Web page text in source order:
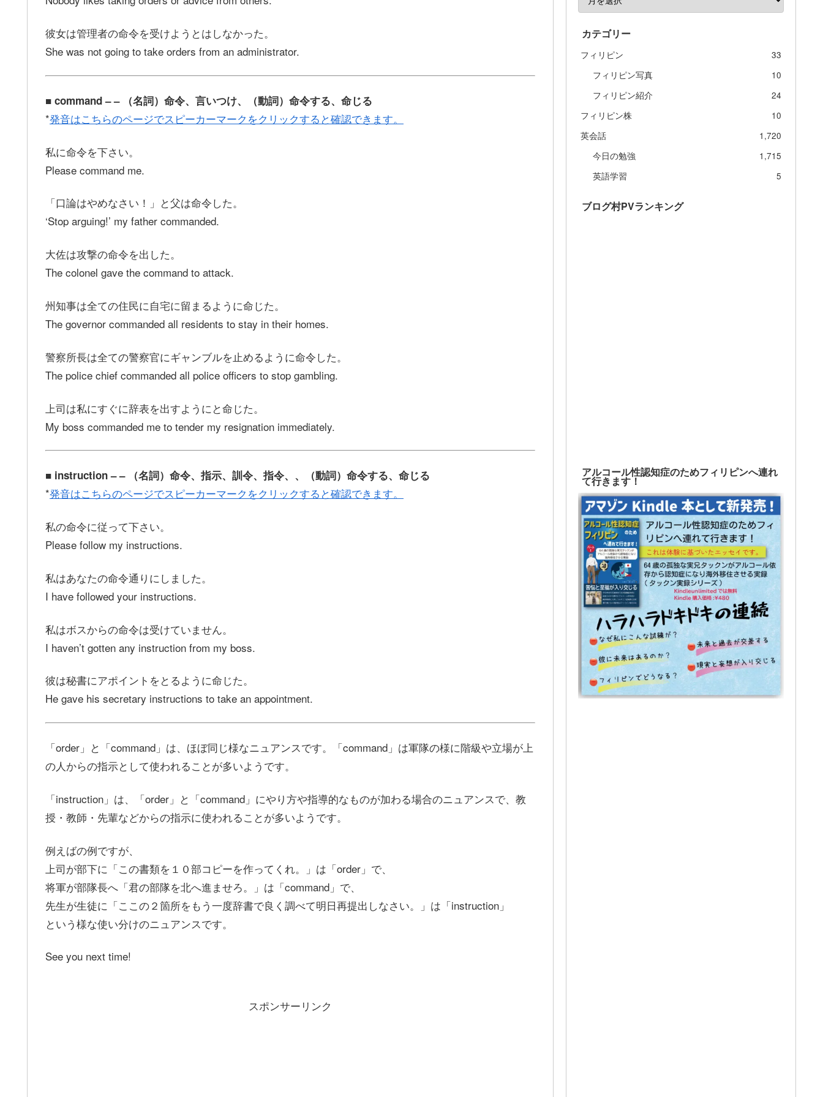
彼女は管理者の命令を受けようとはしなかった。
She was not going to take orders from an administrator.
■ command – – （名詞）命令、言いつけ、（動詞）命令する、命じる
*発音はこちらのページでスピーカーマークをクリックすると確認できます。
私に命令を下さい。
Please command me.
「口論はやめなさい！」と父は命令した。
‘Stop arguing!’ my father commanded.
大佐は攻撃の命令を出した。
The colonel gave the command to attack.
州知事は全ての住民に自宅に留まるように命じた。
The governor commanded all residents to stay in their homes.
警察所長は全ての警察官にギャンブルを止めるように命令した。
The police chief commanded all police officers to stop gambling.
上司は私にすぐに辞表を出すようにと命じた。
My boss commanded me to tender my resignation immediately.
■ instruction – – （名詞）命令、指示、訓令、指令、、（動詞）命令する、命じる
*発音はこちらのページでスピーカーマークをクリックすると確認できます。
私の命令に従って下さい。
Please follow my instructions.
私はあなたの命令通りにしました。
I have followed your instructions.
私はボスからの命令は受けていません。
I haven’t gotten any instruction from my boss.
彼は秘書にアポイントをとるように命じた。
He gave his secretary instructions to take an appointment.
「order」と「command」は、ほぼ同じ様なニュアンスです。「command」は軍隊の様に階級や立場が上
の人からの指示として使われることが多いようです。
「instruction」は、「order」と「command」にやり方や指導的なものが加わる場合のニュアンスで、教
授・教師・先輩などからの指示に使われることが多いようです。
例えばの例ですが、
上司が部下に「この書類を１０部コピーを作ってくれ。」は「order」で、
将軍が部隊長へ「君の部隊を北へ進ませろ。」は「command」で、
先生が生徒に「ここの２箇所をもう一度辞書で良く調べて明日再提出しなさい。」は「instruction」
という様な使い分けのニュアンスです。
See you next time!
スポンサーリンク
カテゴリー
フィリピン
33
フィリピン写真
10
フィリピン紹介
24
フィリピン株
10
英会話
1,720
今日の勉強
1,715
英語学習
5
ブログ村PVランキング
アルコール性認知症のためフィリピンへ連れ
て行きます！